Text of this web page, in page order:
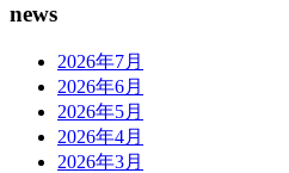
news
2026年7月
2026年6月
2026年5月
2026年4月
2026年3月